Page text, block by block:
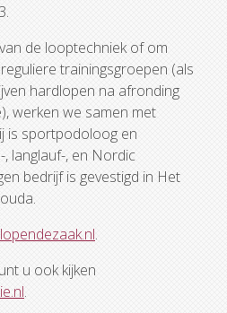
de looptechniek of om
trainingsgroepen (als
hardlopen na afronding
werken we samen met
is sportpodoloog en
langlauf-, en Nordic
bedrijf is gevestigd in Het
.
u ook kijken
.